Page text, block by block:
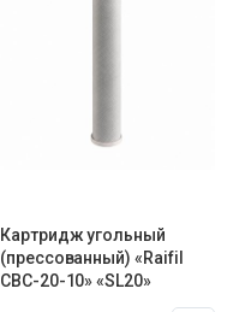
Картридж угольный
(прессованный) «Raifil
CBC-20-10» «SL20»